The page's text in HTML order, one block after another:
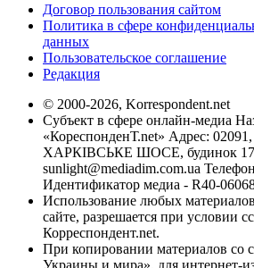
Договор пользования сайтом
Политика в сфере
данных
Пользовательское соглашение
Редакция
© 2000-2026, Korrespondent.net
Субъект в сфере онлайн-медиа
«КореспонденТ.net» Адрес: 02091,
ХАРКІВСЬКЕ ШОСЕ, будинок
sunlight@mediadim.com.ua
Идентификатор медиа - R40-
Использование любых
сайте, разрешается при условии
Корреспондент.net.
При копировании материалов со
Украины и мира», для интернет-